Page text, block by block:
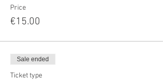
Price
€15.00
Sale ended
Ticket type